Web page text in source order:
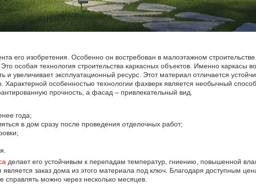
его изобретения. Особенно он востребован в малоэтажном
. Это особая технология строительства каркасных объектов. Именно каркасы
и увеличивает эксплуатационный ресурс. Этот материал отличается
особенностью технологии фахверк является необычный
прочность, а фасад – привлекательный вид.
года;
в дом сразу после проведения отделочных работ;
делает его устойчивым к перепадам температур, гниению, повышенной
заказ дома из этого материала под ключ. Благодаря доступным
справлять можно через несколько месяцев.